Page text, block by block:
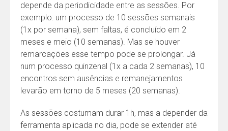
depende da periodicidade entre as sessões. Por
exemplo: um processo de 10 sessões semanais
(1x por semana), sem faltas, é concluído em 2
meses e meio (10 semanas). Mas se houver
remarcações esse tempo pode se prolongar. Já
num processo quinzenal (1x a cada 2 semanas), 10
encontros sem ausências e remanejamentos
levarão em torno de 5 meses (20 semanas).
As sessões costumam durar 1h, mas a depender da
ferramenta aplicada no dia, pode se extender até